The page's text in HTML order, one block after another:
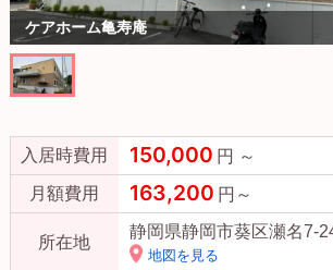
ケアホーム亀寿庵
入居時費用 150,000 円 ～
月額費用
163,200 円～
所在地
静岡県静岡市葵区瀬名7-
地図を見る